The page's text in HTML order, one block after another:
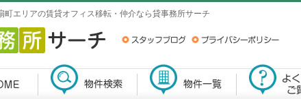
町エリアの賃貸オフィス移転・仲介なら貸事務所サーチ